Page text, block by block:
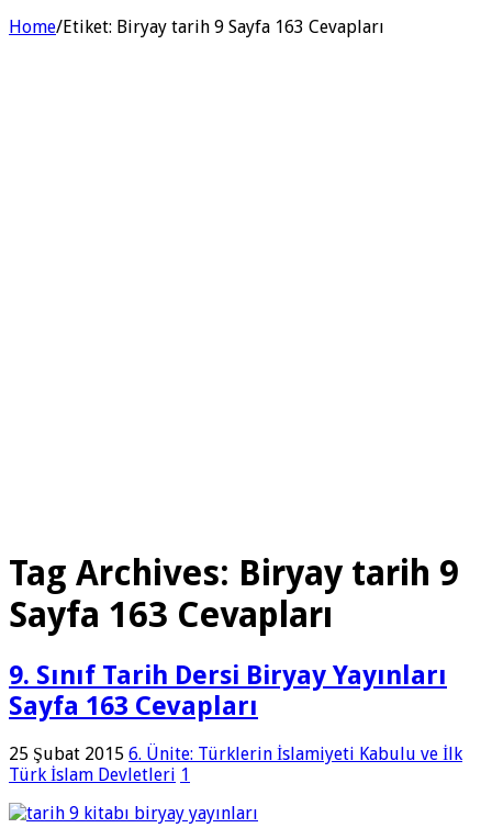
Home/Etiket: Biryay tarih 9 Sayfa 163 Cevapları
Tag Archives: Biryay tarih 9
Sayfa 163 Cevapları
9. Sınıf Tarih Dersi Biryay Yayınları
Sayfa 163 Cevapları
25 Şubat 2015 6. Ünite: Türklerin İslamiyeti Kabulu ve İlk
Türk İslam Devletleri 1